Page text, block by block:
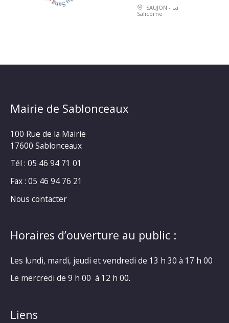
SAUJON - La
Salicorne
Mairie de Sablonceaux
100 Rue de la Mairie
17600 Sablonceaux
Tél : 05 46 94 71 01
Fax : 05 46 94 76 21
Nous contacter
Horaires d’ouverture au public :
Les lundi, mardi, jeudi et vendredi de 13 h 30 à 17 h 00
Le mercredi de 9 h 00 à 12 h 00.
Liens